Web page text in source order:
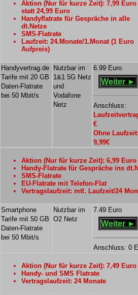
Aktion (Nur für kurze Zeit): 7,99 Euro
statt 24,99 Euro
Handyflatrate für Gespräche in alle
dt.Netze
SMS-Flatrate
Laufzeit: 24.Monate/1.Monat (1 Euro
Aufpreis)
Handyvertrag.de
Tarife mit 20 GB
Daten-Flatrate
bei 50 Mbit/s
Nutzbar im
1&1 5G Netz
und
Vodafone
Netz
6.99 Euro
Weiter ►
Anschluss:
€
Ohne
9,99€
Aktion (Nur für kurze Zeit): 6,99 Euro
Handy-Flatrate für Gespräche ins
SMS-Flatrate
EU-Flatrate mit Telefon-Flat
Vertragslaufzeit: mtl. Laufzeit/24
Smartphone
Tarife mit 50 GB
Daten-Flatrate
bei 50 Mbit/s
Nutzbar im
O2 Netz
7.49 Euro
Weiter ►
Anschluss: 0
Aktion (Nur für kurze Zeit): 7,49 Euro
Handy- und SMS Flatrate
Vertragslaufzeit: 24 Monate